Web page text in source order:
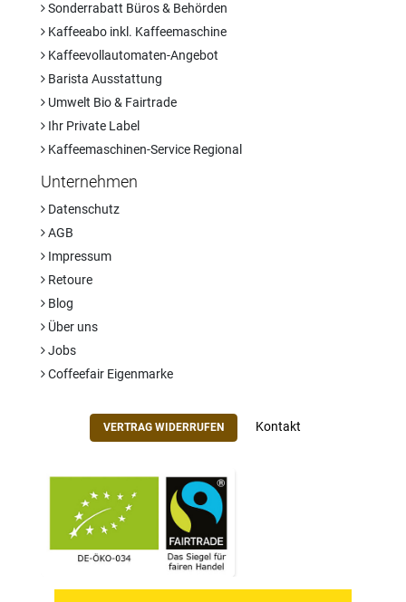
Sonderrabatt Büros & Behörden
Kaffeeabo inkl. Kaffeemaschine
Kaffeevollautomaten-Angebot
Barista Ausstattung
Umwelt Bio & Fairtrade
Ihr Private Label
Kaffeemaschinen-Service Regional
Unternehmen
Datenschutz
AGB
Impressum
Retoure
Blog
Über uns
Jobs
Coffeefair Eigenmarke
VERTRAG WIDERRUFEN Kontakt